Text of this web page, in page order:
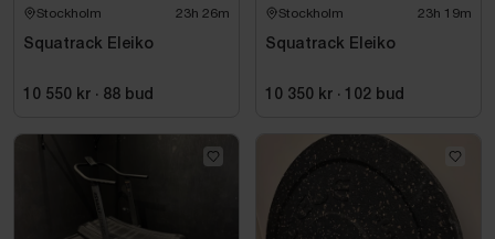
Stockholm 23h 26m
Squatrack Eleiko
10 550 kr · 88 bud
Stockholm 23h 19m
Squatrack Eleiko
10 350 kr · 102 bud